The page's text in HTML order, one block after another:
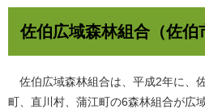
佐伯広域森林組合（佐伯
佐伯広域森林組合は、平成2年に、
町、直川村、蒲江町の6森林組合が広